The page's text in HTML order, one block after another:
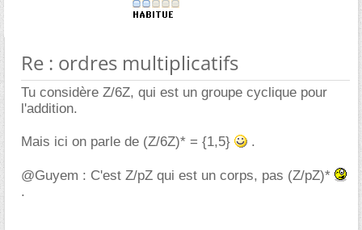
Re : ordres multiplicatifs
Tu considère Z/6Z, qui est un groupe cyclique pour
l'addition.
Mais ici on parle de (Z/6Z)* = {1,5} .
@Guyem : C'est Z/pZ qui est un corps, pas (Z/pZ)*
.